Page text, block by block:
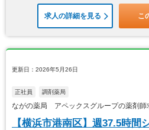
求人の詳細を見る こ
更新日：2026年5月26日
正社員 調剤薬局
ながの薬局 アペックスグループの薬剤師
【横浜市港南区】週37.5時間